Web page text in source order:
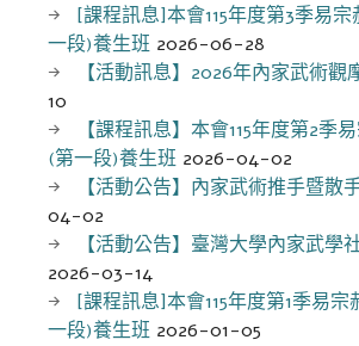
[課程訊息]本會115年度第3季易
一段)養生班 2026-06-28
【活動訊息】2026年內家武術觀
10
【課程訊息】本會115年度第2季
(第一段)養生班 2026-04-02
【活動公告】內家武術推手暨散
04-02
【活動公告】臺灣大學內家武學
2026-03-14
[課程訊息]本會115年度第1季易
一段)養生班 2026-01-05